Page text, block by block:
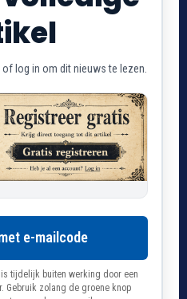
log in om dit nieuws te lezen.
e-mailcode
tijdelijk buiten werking door een
Gebruik zolang de groene knop